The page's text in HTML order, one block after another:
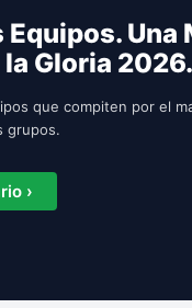
Equipos. Una
la Gloria 2026.
que compiten por el
grupos.
›